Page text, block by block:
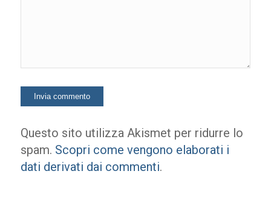
Questo sito utilizza Akismet per ridurre lo
spam. Scopri come vengono elaborati i
dati derivati dai commenti.